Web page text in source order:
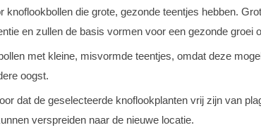
knoflookbollen die grote, gezonde teentjes hebben.
en zullen de basis vormen voor een gezonde groei
met kleine, misvormde teentjes, omdat deze
oogst.
dat de geselecteerde knoflookplanten vrij zijn van
verspreiden naar de nieuwe locatie.